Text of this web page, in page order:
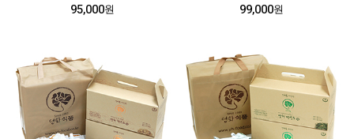
95,000원 99,000원